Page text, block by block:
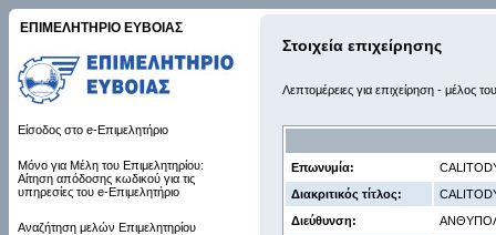
ΕΠΙΜΕΛΗΤΗΡΙΟ ΕΥΒΟΙΑΣ
Είσοδος στο e-Επιμελητήριο
Μόνο για Μέλη του Επιμελητηρίου:
Αίτηση απόδοσης κωδικού για τις
υπηρεσίες του e-Επιμελητήριο
Αναζήτηση μελών Επιμελητηρίου
Στοιχεία επιχείρησης
Λεπτομέρειες για επιχείρηση - μέλος
Επωνυμία:
Διακριτικός τίτλος:
Διεύθυνση: